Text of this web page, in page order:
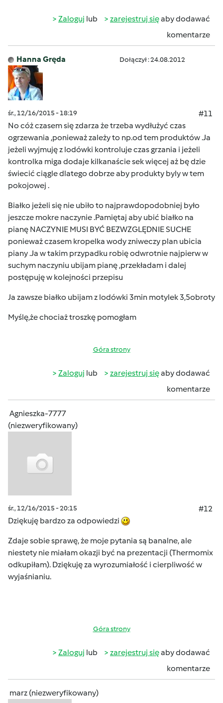
Zaloguj lub zarejestruj sięaby dodawać
komentarze
Hanna Gręda Dołączył : 24.08.2012
śr., 12/16/2015 - 18:19
#11
No cóż czasem się zdarza że trzeba wydłużyć czas
ogrzewania ,ponieważ zależy to np.od tem produktów .Ja
jeżeli wyjmuję z lodówki kontroluje czas grzania i jeżeli
kontrolka miga dodaje kilkanaście sek więcej aż bę dzie
świecić ciągle dlatego dobrze aby produkty byly w tem
pokojowej .
Białko jeżeli się nie ubiło to najprawdopodobniej było
jeszcze mokre naczynie .Pamiętaj aby ubić białko na
pianę NACZYNIE MUSI BYĆ BEZWZGLĘDNIE SUCHE
ponieważ czasem kropelka wody zniweczy plan ubicia
piany .Ja w takim przypadku robię odwrotnie najpierw w
suchym naczyniu ubijam pianę ,przekładam i dalej
postępuję w kolejności przepisu
Ja zawsze białko ubijam z lodówki 3min motylek 3,5obroty
Myślę,że chociaż troszkę pomogłam
Góra strony
Zaloguj lub zarejestruj sięaby dodawać
komentarze
Agnieszka-7777
(niezweryfikowany)
śr., 12/16/2015 - 20:15
#12
Dziękuję bardzo za odpowiedzi
Zdaje sobie sprawę, że moje pytania są banalne, ale
niestety nie miałam okazji być na prezentacji (Thermomix
odkupiłam). Dziękuję za wyrozumiałość i cierpliwość w
wyjaśnianiu.
Góra strony
Zaloguj lub zarejestruj sięaby dodawać
komentarze
marz (niezweryfikowany)